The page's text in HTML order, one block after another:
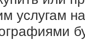
услугам